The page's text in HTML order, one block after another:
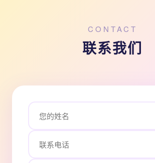
CONTACT
联系我们